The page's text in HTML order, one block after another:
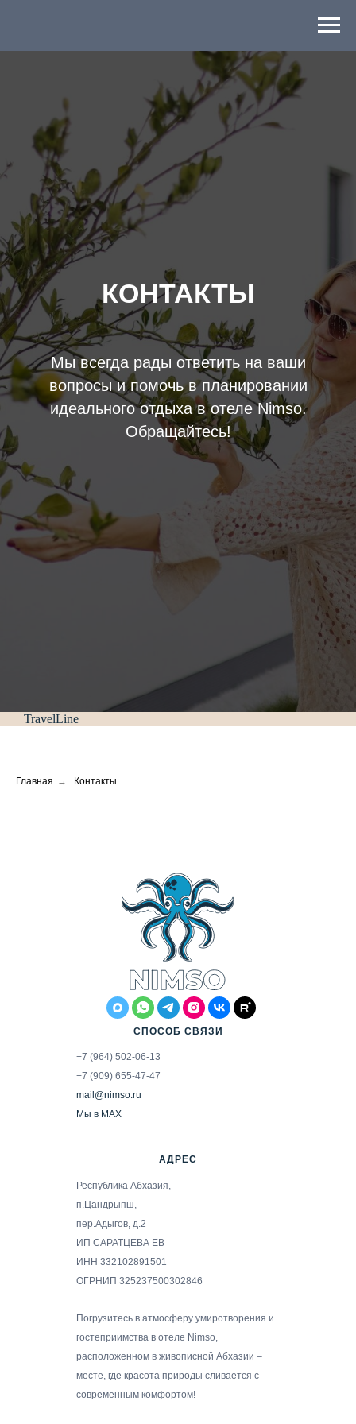
КОНТАКТЫ
Мы всегда рады ответить на ваши
вопросы и помочь в планировании
идеального отдыха в отеле Nimso.
Обращайтесь!
TravelLine
Главная → Контакты
СПОСОБ СВЯЗИ
+7 (964) 502-06-13
+7 (909) 655-47-47
mail@nimso.ru
Мы в MAX
АДРЕС
Республика Абхазия,
п.Цандрыпш,
пер.Адыгов, д.2
ИП САРАТЦЕВА ЕВ
ИНН 332102891501
ОГРНИП 325237500302846
Погрузитесь в атмосферу умиротворения и
гостеприимства в отеле Nimso,
расположенном в живописной Абхазии –
месте, где красота природы сливается с
современным комфортом!